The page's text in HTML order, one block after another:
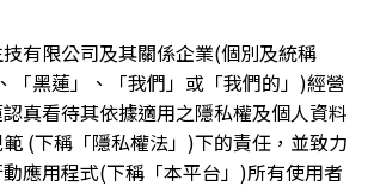
有限公司及其關係企業(個別及統稱
「黑蓮」、「我們」或「我們的」)經營
真看待其依據適用之隱私權及個人資料
(下稱「隱私權法」)下的責任，並致力
應用程式(下稱「本平台」)所有使用者